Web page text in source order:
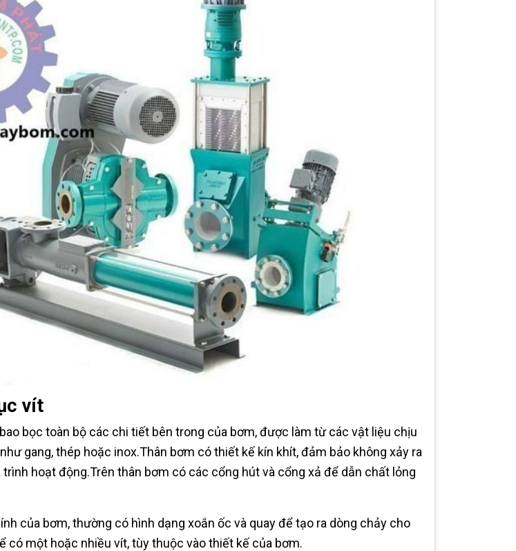
vít
bọc toàn bộ các chi tiết bên trong của bơm, được làm từ các vật liệu chịu
gang, thép hoặc inox.Thân bơm có thiết kế kín khít, đảm bảo không xảy ra
hoạt động.Trên thân bơm có các cổng hút và cổng xả để dẫn chất lỏng
của bơm, thường có hình dạng xoắn ốc và quay để tạo ra dòng chảy cho
có một hoặc nhiều vít, tùy thuộc vào thiết kế của bơm.